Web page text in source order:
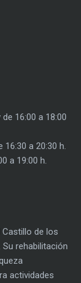
de 16:00 a 18:00
16:30 a 20:30 h.
a 19:00 h.
de los
rehabilitación
actividades